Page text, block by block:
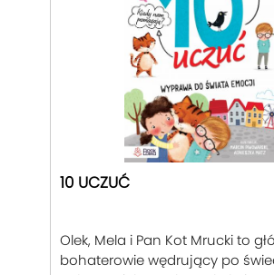
10 UCZUĆ
Olek, Mela i Pan Kot Mrucki to
bohaterowie wędrujący po